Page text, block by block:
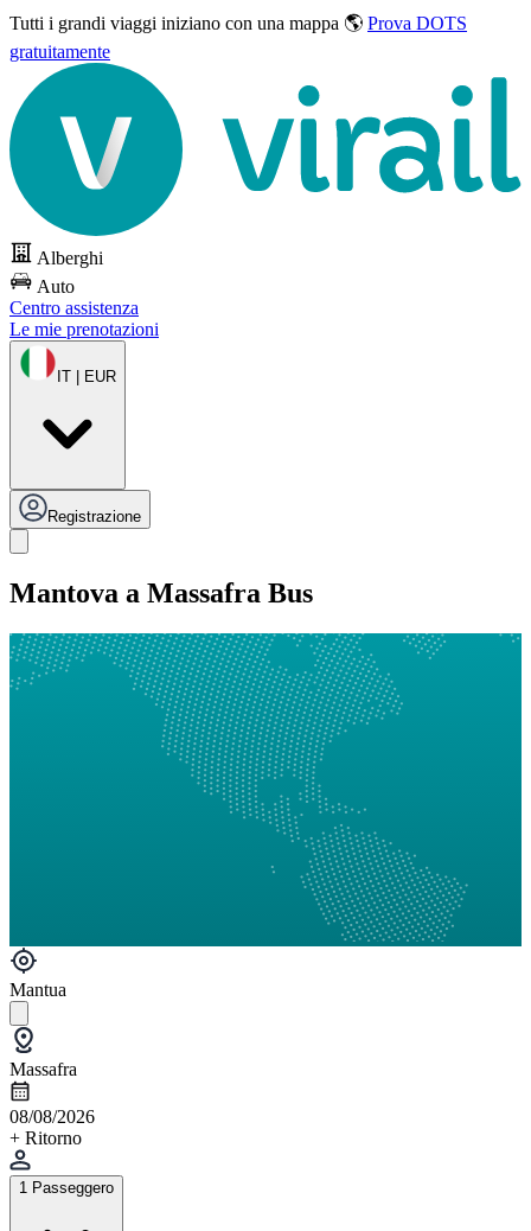
Tutti i grandi viaggi iniziano con una mappa 🌎 Prova DOTS
gratuitamente
Alberghi
Auto
Centro assistenza
Le mie prenotazioni
IT | EUR
Registrazione
Mantova a Massafra Bus
Mantua
Massafra
08/08/2026
+ Ritorno
1 Passeggero